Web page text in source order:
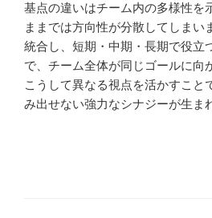
基点の違いはチーム内の多様性を
ままでは方向性が分散してしまい
統合し、短期・中期・長期で役立
で、チーム全体が同じゴールに向
こうして異なる視点を活かすこと
み出せない強力なシナジーが生ま